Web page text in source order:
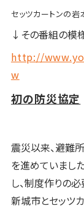
セッツカートンの岩
↓その番組の模
http://
w
初の防災協定
震災以来、避難
を進めていまし
し、制度作りの
新城市とセッツ